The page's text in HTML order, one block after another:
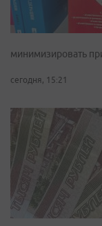
минимизировать
сегодня, 15:21